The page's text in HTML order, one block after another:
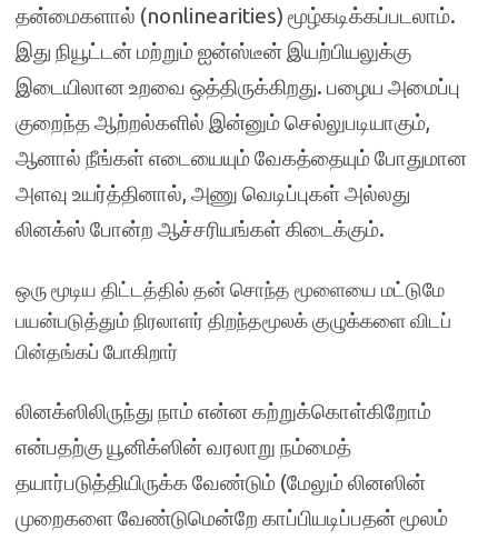
தன்மைகளால் (nonlinearities) மூழ்கடிக்கப்படலாம்.
இது நியூட்டன் மற்றும் ஐன்ஸ்டீன் இயற்பியலுக்கு
இடையிலான உறவை ஒத்திருக்கிறது. பழைய அமைப்பு
குறைந்த ஆற்றல்களில் இன்னும் செல்லுபடியாகும்,
ஆனால் நீங்கள் எடையையும் வேகத்தையும் போதுமான
அளவு உயர்த்தினால், அணு வெடிப்புகள் அல்லது
லினக்ஸ் போன்ற ஆச்சரியங்கள் கிடைக்கும்.
ஒரு மூடிய திட்டத்தில் தன் சொந்த மூளையை மட்டுமே
பயன்படுத்தும் நிரலாளர் திறந்தமூலக் குழுக்களை விடப்
பின்தங்கப் போகிறார்
லினக்ஸிலிருந்து நாம் என்ன கற்றுக்கொள்கிறோம்
என்பதற்கு யூனிக்ஸின் வரலாறு நம்மைத்
தயார்படுத்தியிருக்க வேண்டும் (மேலும் லினஸின்
முறைகளை வேண்டுமென்றே காப்பியடிப்பதன் மூலம்